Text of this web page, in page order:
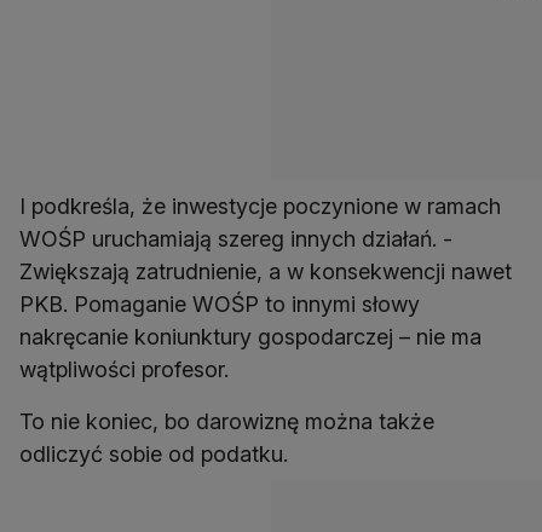
I podkreśla, że inwestycje poczynione w ramach
WOŚP uruchamiają szereg innych działań. -
Zwiększają zatrudnienie, a w konsekwencji nawet
PKB. Pomaganie WOŚP to innymi słowy
nakręcanie koniunktury gospodarczej – nie ma
wątpliwości profesor.
To nie koniec, bo darowiznę można także
odliczyć sobie od podatku.